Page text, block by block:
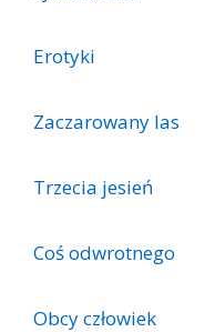
Erotyki
Zaczarowany las
Trzecia jesień
Coś odwrotnego
Obcy człowiek